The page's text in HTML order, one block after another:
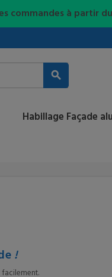
commandes à partir
search
Habillage Façade
!
facilement.